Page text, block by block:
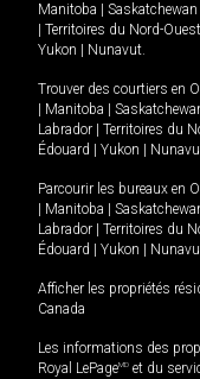
Manitoba
Saskatchewan
Territoires du Nord-Ouest
Yukon
Nunavut.
Trouver des courtiers en
Manitoba
Labrador
Territoires du
Édouard
Yukon
Parcourir les bureaux en
Manitoba
Labrador
Territoires du
Édouard
Yukon
Afficher les propriétés
Canada
Les informations des
Royal LePageMD et du